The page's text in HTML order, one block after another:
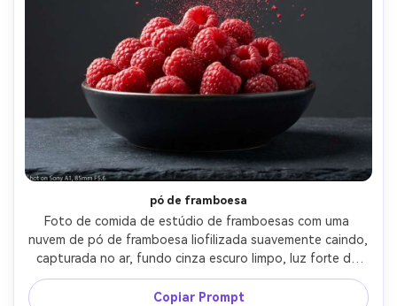
pó de framboesa
Foto de comida de estúdio de framboesas com uma
nuvem de pó de framboesa liofilizada suavemente caindo,
capturada no ar, fundo cinza escuro limpo, luz forte da
chave e luz da borda para partículas, disparada em Sony
A1, lente de 85mm, f/5.6, alta velocidade do obturador
Copiar Prompt